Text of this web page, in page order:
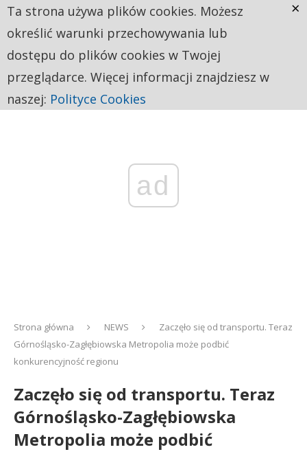
ad
Strona główna NEWS
Zaczęło się od transportu. Teraz
Górnośląsko-Zagłębiowska Metropolia może podbić
konkurencyjność regionu
Zaczęło się od transportu. Teraz
Górnośląsko-Zagłębiowska
Metropolia może podbić
Ta strona używa plików cookies. Możesz
określić warunki przechowywania lub
dostępu do plików cookies w Twojej
przeglądarce. Więcej informacji znajdziesz w
naszej: Polityce Cookies
×